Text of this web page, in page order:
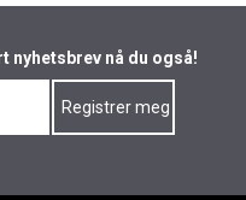
nyhetsbrev nå du også!